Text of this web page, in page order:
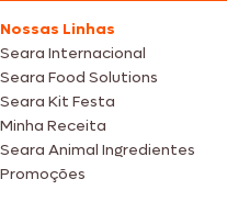
Nossas Linhas
Seara Internacional
Seara Food Solutions
Seara Kit Festa
Minha Receita
Seara Animal Ingredientes
Promoções